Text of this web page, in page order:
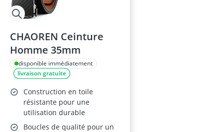
CHAOREN Ceinture
Homme 35mm
disponible immédiatement
livraison gratuite
Construction en toile
résistante pour une
utilisation durable
Boucles de qualité pour un